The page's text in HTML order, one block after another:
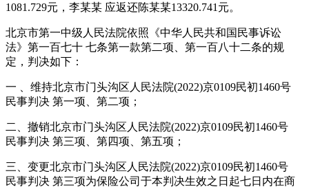
1081.729元，李某某 应返还陈某某13320.741元。
北京市第一中级人民法院依照《中华人民共和国民事诉讼
法》第一百七十 七条第一款第二项、第一百八十二条的规
定，判决如下：
一 、维持北京市门头沟区人民法院(2022)京0109民初1460号
民事判决 第一项、第二项；
二、撤销北京市门头沟区人民法院(2022)京0109民初1460号
民事判决 第三项、第四项、第五项；
三、变更北京市门头沟区人民法院(2022)京0109民初1460号
民事判决 第三项为保险公司于本判决生效之日起七日内在商